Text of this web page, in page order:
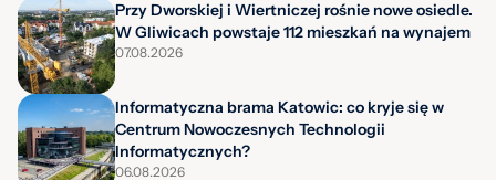
Przy Dworskiej i Wiertniczej rośnie nowe osiedle.
W Gliwicach powstaje 112 mieszkań na wynajem
07.08.2026
Informatyczna brama Katowic: co kryje się w
Centrum Nowoczesnych Technologii
Informatycznych?
06.08.2026